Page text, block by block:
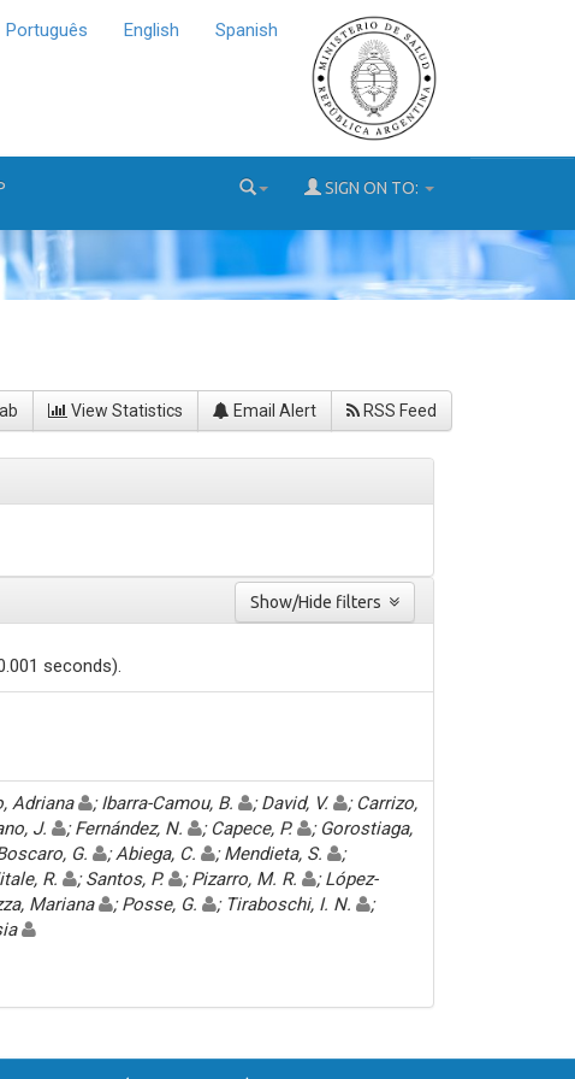
Português English Spanish
SIGN ON TO:
View Statistics Email Alert RSS Feed
seconds).
Adriana ; Ibarra-Camou, B. ; David, V.
; Carrizo,
J. ; Fernández, N. ; Capece, P.
; Gorostiaga,
G. ; Abiega, C. ; Mendieta, S.
;
R. ; Santos, P. ; Pizarro, M. R.
; López-
Mariana ; Posse, G. ; Tiraboschi, I. N.
;